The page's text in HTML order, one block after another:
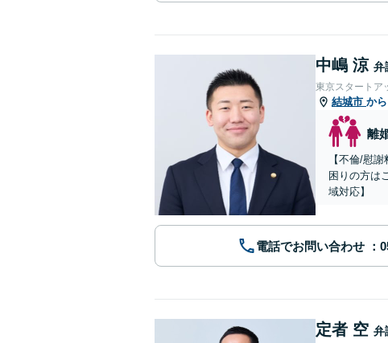
中嶋 涼 弁
東京スタートア
結城市 か
離
【不倫/慰
困りの方は
域対応】
電話でお問い合わせ
定者 空 弁